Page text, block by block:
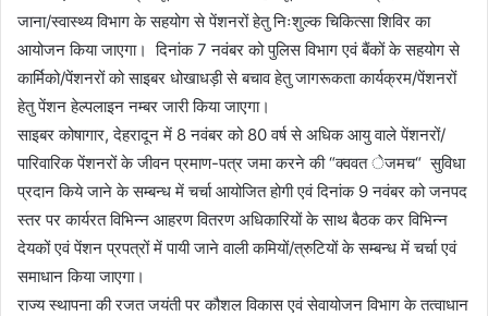
जाना/स्वास्थ्य विभाग के सहयोग से पेंशनरों हेतु निःशुल्क चिकित्सा शिविर का
आयोजन किया जाएगा। दिनांक 7 नवंबर को पुलिस विभाग एवं बैंकों के सहयोग से
कार्मिको/पेंशनरों को साइबर धोखाधड़ी से बचाव हेतु जागरूकता कार्यक्रम/पेंशनरों
हेतु पेंशन हेल्पलाइन नम्बर जारी किया जाएगा।
साइबर कोषागार, देहरादून में 8 नवंबर को 80 वर्ष से अधिक आयु वाले पेंशनरों/
पारिवारिक पेंशनरों के जीवन प्रमाण-पत्र जमा करने की “क्ववत ेजमच“ सुविधा
प्रदान किये जाने के सम्बन्ध में चर्चा आयोजित होगी एवं दिनांक 9 नवंबर को जनपद
स्तर पर कार्यरत विभिन्न आहरण वितरण अधिकारियों के साथ बैठक कर विभिन्न
देयकों एवं पेंशन प्रपत्रों में पायी जाने वाली कमियों/त्रुटियों के सम्बन्ध में चर्चा एवं
समाधान किया जाएगा।
राज्य स्थापना की रजत जयंती पर कौशल विकास एवं सेवायोजन विभाग के तत्वाधान